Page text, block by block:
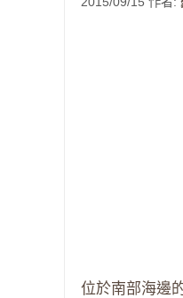
位於南部海邊